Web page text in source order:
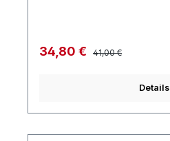
Verkaufspreis:
34,80 € Regulärer Preis:
41,00 €
Details